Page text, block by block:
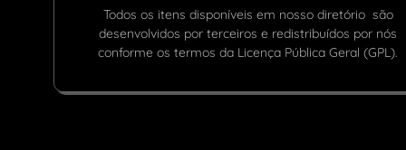
Todos os itens disponíveis em nosso diretório são
desenvolvidos por terceiros e redistribuídos por nós
conforme os termos da Licença Pública Geral (GPL).